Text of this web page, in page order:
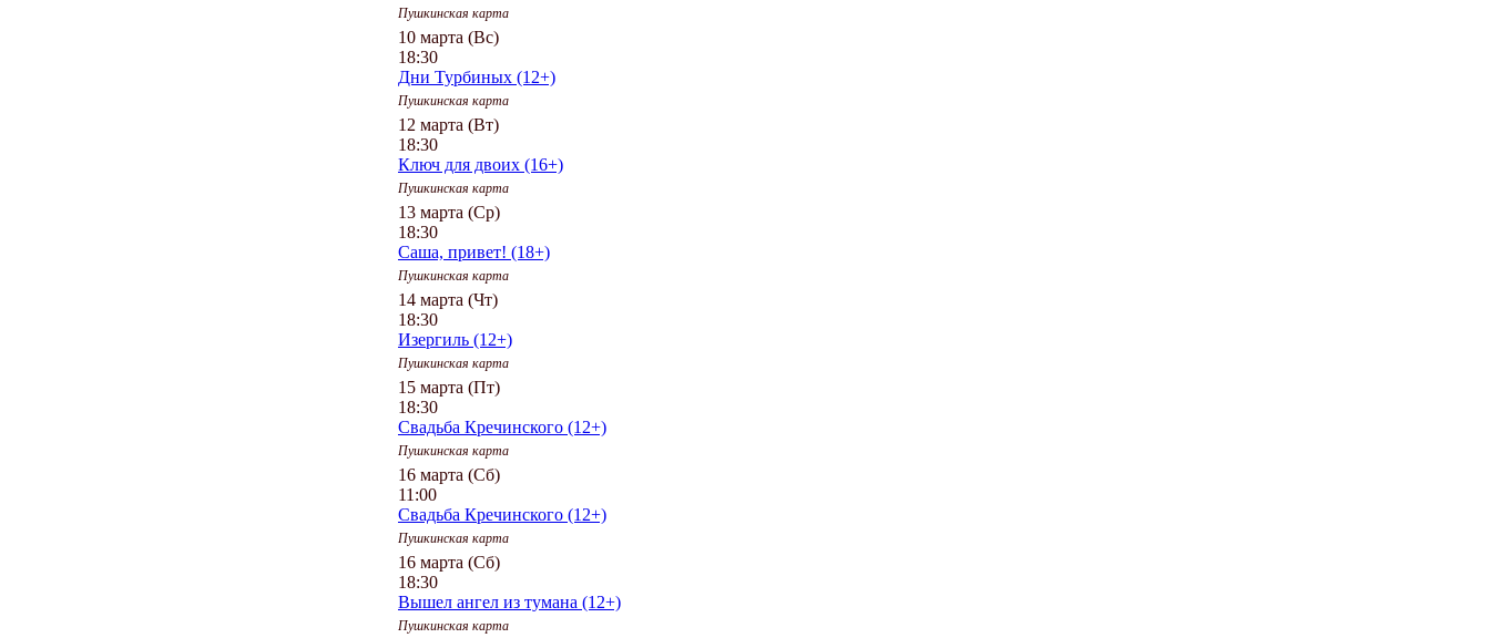
Пушкинская карта
10 марта (Вс)
18:30
Дни Турбиных (12+)
Пушкинская карта
12 марта (Вт)
18:30
Ключ для двоих (16+)
Пушкинская карта
13 марта (Ср)
18:30
Саша, привет! (18+)
Пушкинская карта
14 марта (Чт)
18:30
Изергиль (12+)
Пушкинская карта
15 марта (Пт)
18:30
Свадьба Кречинского (12+)
Пушкинская карта
16 марта (Сб)
11:00
Свадьба Кречинского (12+)
Пушкинская карта
16 марта (Сб)
18:30
Вышел ангел из тумана (12+)
Пушкинская карта